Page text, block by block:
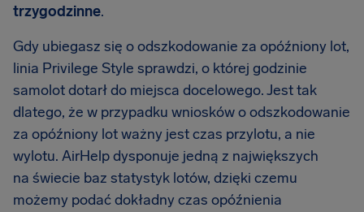
trzygodzinne.
Gdy ubiegasz się o odszkodowanie za opóźniony lot,
linia Privilege Style sprawdzi, o której godzinie
samolot dotarł do miejsca docelowego. Jest tak
dlatego, że w przypadku wniosków o odszkodowanie
za opóźniony lot ważny jest czas przylotu, a nie
wylotu. AirHelp dysponuje jedną z największych
na świecie baz statystyk lotów, dzięki czemu
możemy podać dokładny czas opóźnienia